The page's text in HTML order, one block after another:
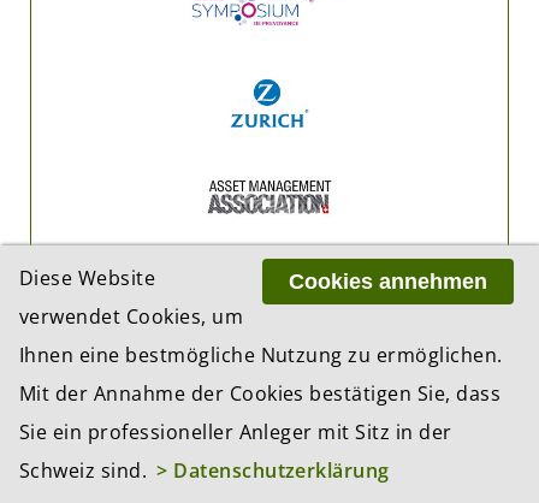
Cookies annehmen
Diese Website
verwendet Cookies, um
Ihnen eine bestmögliche Nutzung zu ermöglichen.
Mit der Annahme der Cookies bestätigen Sie, dass
Sie ein professioneller Anleger mit Sitz in der
Schweiz sind. > Datenschutzerklärung